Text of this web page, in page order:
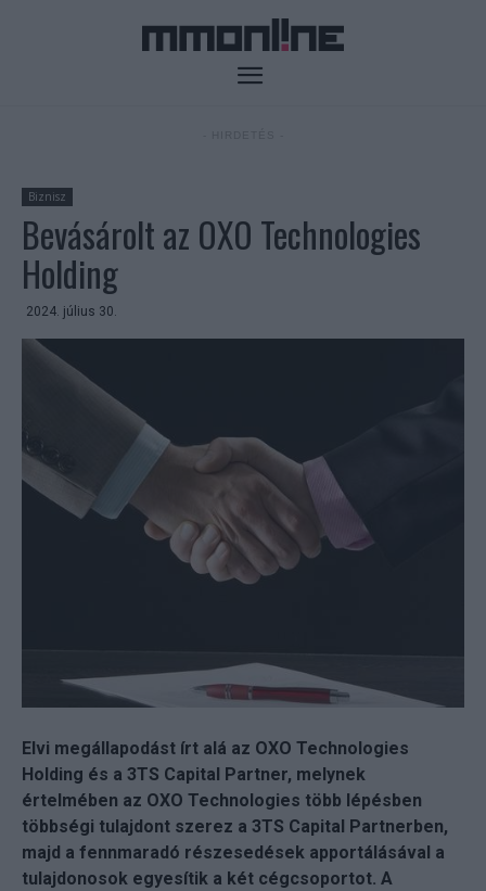
Biznisz
Bevásárolt az OXO Technologies
Holding
2024. július 30.
Elvi megállapodást írt alá az OXO Technologies
Holding és a 3TS Capital Partner, melynek
értelmében az OXO Technologies több lépésben
többségi tulajdont szerez a 3TS Capital Partnerben,
majd a fennmaradó részesedések apportálásával a
tulajdonosok egyesítik a két cégcsoportot. A